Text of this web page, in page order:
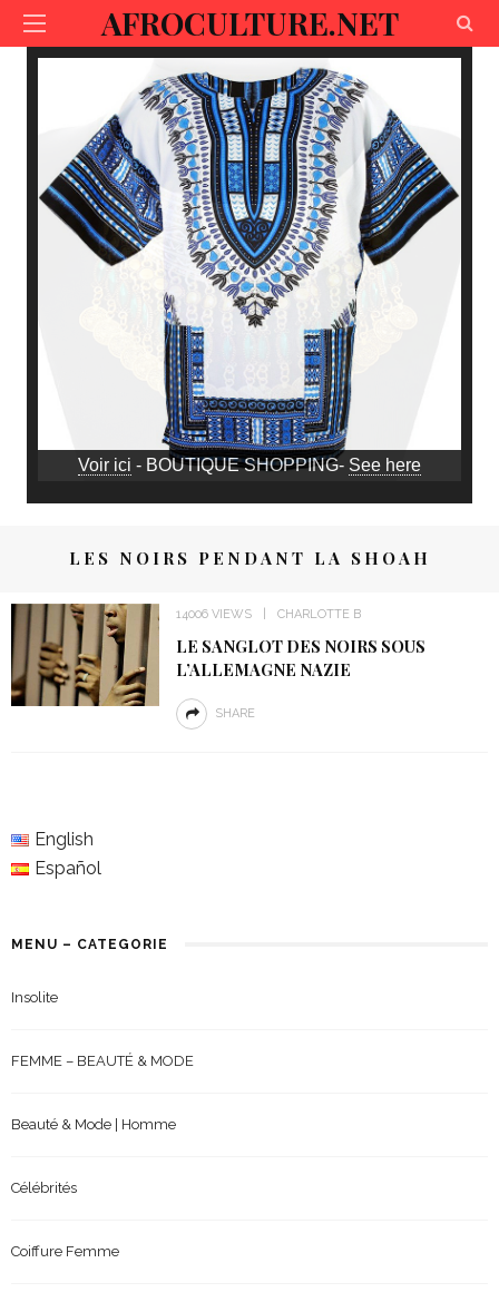
AFROCULTURE.NET
Voir ici - BOUTIQUE SHOPPING- See here
LES NOIRS PENDANT LA SHOAH
14006 VIEWS CHARLOTTE B
LE SANGLOT DES NOIRS SOUS
L’ALLEMAGNE NAZIE
SHARE
English
Español
MENU – CATEGORIE
Insolite
FEMME – BEAUTÉ & MODE
Beauté & Mode | Homme
Célébrités
Coiffure Femme